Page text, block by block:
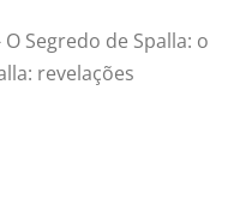
Segredo de Spalla: o
revelações